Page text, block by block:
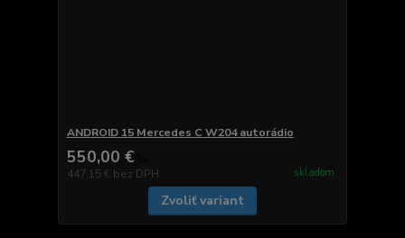
ANDROID 15 Mercedes C W204 autorádio
550,00 €
447,15 € bez DPH skladom
Zvoliť variant